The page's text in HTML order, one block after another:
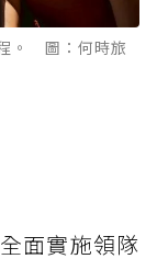
。 圖：何時旅
面實施領隊